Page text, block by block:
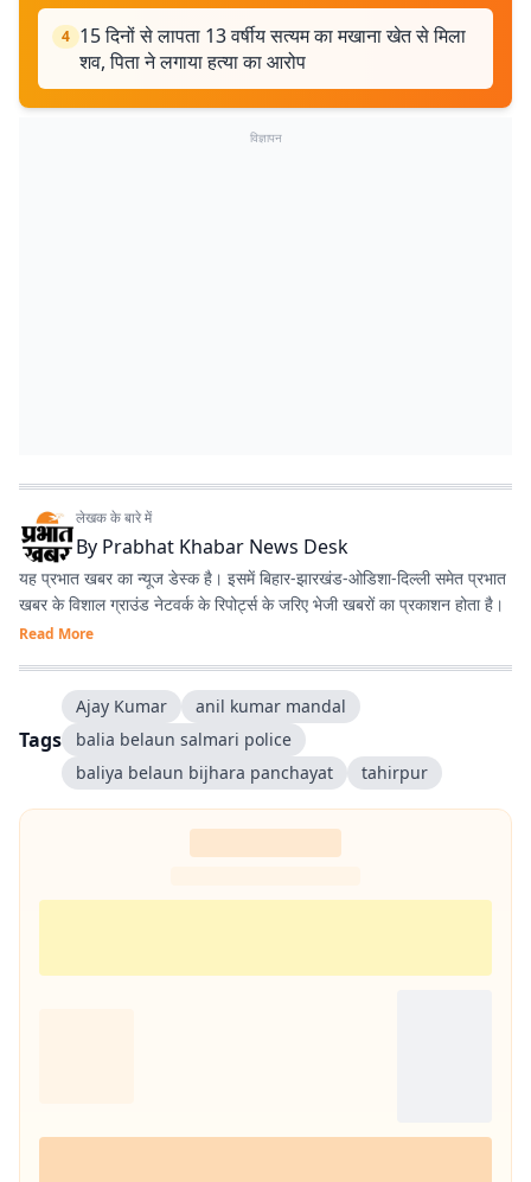
4 15 दिनों से लापता 13 वर्षीय सत्यम का मखाना खेत से मिला
शव, पिता ने लगाया हत्या का आरोप
विज्ञापन
लेखक के बारे में
By Prabhat Khabar News Desk
यह प्रभात खबर का न्यूज डेस्क है। इसमें बिहार-झारखंड-ओडिशा-दिल्‍ली समेत प्रभात
खबर के विशाल ग्राउंड नेटवर्क के रिपोर्ट्स के जरिए भेजी खबरों का प्रकाशन होता है।
Read More
Tags
Ajay Kumar
anil kumar mandal
balia belaun salmari police
baliya belaun bijhara panchayat
tahirpur